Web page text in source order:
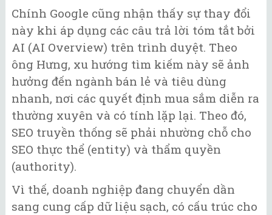
Chính Google cũng nhận thấy sự thay đổi
này khi áp dụng các câu trả lời tóm tắt bởi
AI (AI Overview) trên trình duyệt. Theo
ông Hưng, xu hướng tìm kiếm này sẽ ảnh
hưởng đến ngành bán lẻ và tiêu dùng
nhanh, nơi các quyết định mua sắm diễn ra
thường xuyên và có tính lặp lại. Theo đó,
SEO truyền thống sẽ phải nhường chỗ cho
SEO thực thể (entity) và thẩm quyền
(authority).
Vì thế, doanh nghiệp đang chuyển dần
sang cung cấp dữ liệu sạch, có cấu trúc cho